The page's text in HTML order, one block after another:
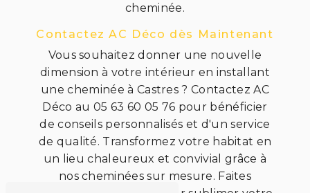
cheminée.
Contactez AC Déco dès Maintenant
Vous souhaitez donner une nouvelle
dimension à votre intérieur en installant
une cheminée à Castres ? Contactez AC
Déco au 05 63 60 05 76 pour bénéficier
de conseils personnalisés et d'un service
de qualité. Transformez votre habitat en
un lieu chaleureux et convivial grâce à
nos cheminées sur mesure. Faites